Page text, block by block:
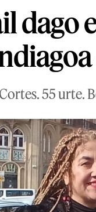
dago
55 urte.